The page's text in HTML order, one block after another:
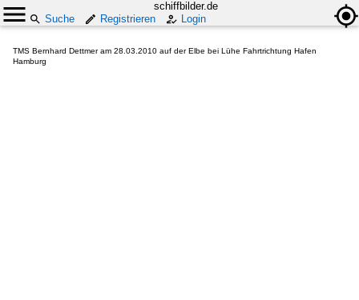
schiffbilder.de
Suche
Registrieren Login
TMS Bernhard Dettmer am 28.03.2010 auf der Elbe bei Lühe Fahrtrichtung Hafen
Hamburg